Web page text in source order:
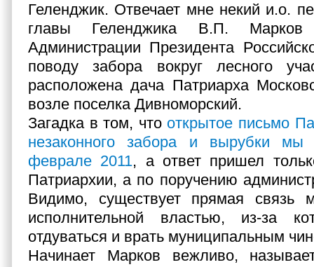
Геленджик. Отвечает мне некий и.о.
главы Геленджика В.П. Марков
Администрации Президента
поводу забора вокруг лесного
расположена дача Патриарха
возле поселка Дивноморский.
Загадка в том, что открытое письмо
незаконного забора и вырубки
феврале 2011, а ответ пришел
Патриархии, а по поручению
Видимо, существует прямая связь
исполнительной властью, из-за
отдуваться и врать муниципальным
Начинает Марков вежливо,